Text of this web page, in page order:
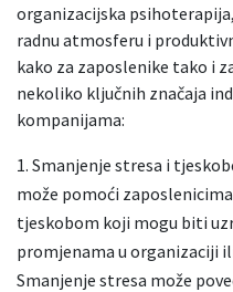
organizacijska
radnu atmosferu i
kako za zaposlenike tako i
nekoliko ključnih značaja
kompanijama:
Smanjenje stresa i
može pomoći
tjeskobom koji mogu biti
promjenama u organizaciji
Smanjenje stresa može